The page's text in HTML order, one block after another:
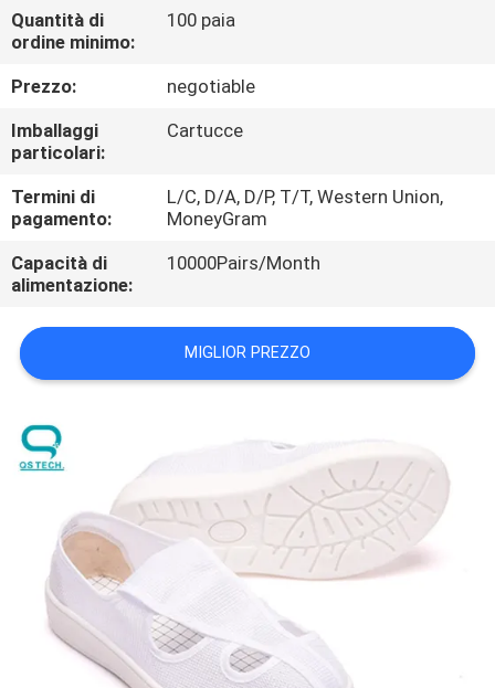
CONTROLLO
DI
QUALITÀ
CONTATTICI
NOTIZIE
RICHIEDA
UNA
MAPPA
SITO
PRIVACY
POLICY
Quantità di
ordine minimo:
100 paia
Prezzo:
negotiable
Imballaggi
particolari:
Cartucce
Termini di
pagamento:
L/C, D/A, D/P, T/T, Western Union,
MoneyGram
Capacità di
alimentazione:
10000Pairs/Month
MIGLIOR PREZZO